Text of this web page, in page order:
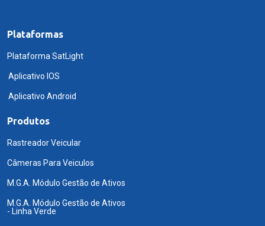
Plataformas
Plataforma SatLight
Aplicativo IOS
Aplicativo Android
Produtos
Rastreador Veicular
Câmeras Para Veiculos
M.G.A. Módulo Gestão de Ativos
M.G.A. Módulo Gestão de Ativos
- Linha Verde